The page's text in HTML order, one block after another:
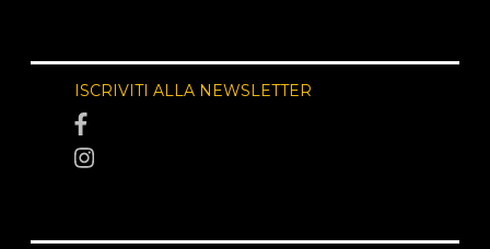
ISCRIVITI ALLA NEWSLETTER